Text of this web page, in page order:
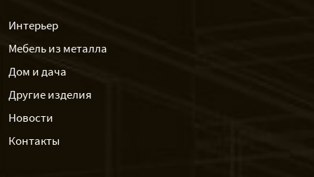
Интерьер
Мебель из металла
Дом и дача
Другие изделия
Новости
Контакты